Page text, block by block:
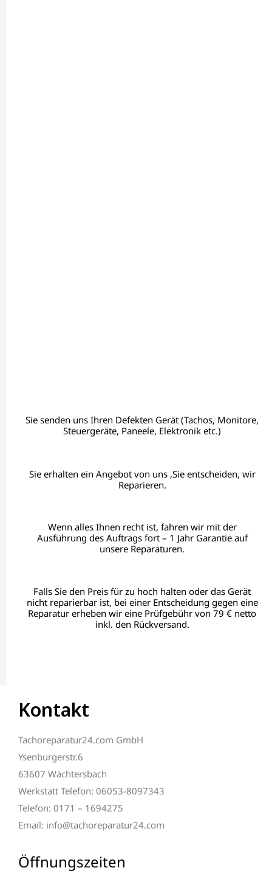
Sie senden uns Ihren Defekten Gerät (Tachos, Monitore,
Steuergeräte, Paneele, Elektronik etc.)
Sie erhalten ein Angebot von uns ,Sie entscheiden, wir
Reparieren.
Wenn alles Ihnen recht ist, fahren wir mit der
Ausführung des Auftrags fort – 1 Jahr Garantie auf
unsere Reparaturen.
Falls Sie den Preis für zu hoch halten oder das Gerät
nicht reparierbar ist, bei einer Entscheidung gegen eine
Reparatur erheben wir eine Prüfgebühr von 79 € netto
inkl. den Rückversand.
Kontakt
Tachoreparatur24.com GmbH
Ysenburgerstr.6
63607 Wächtersbach
Werkstatt Telefon: 06053-8097343
Telefon: 0171 – 1694275
Email: info@tachoreparatur24.com
Öffnungszeiten